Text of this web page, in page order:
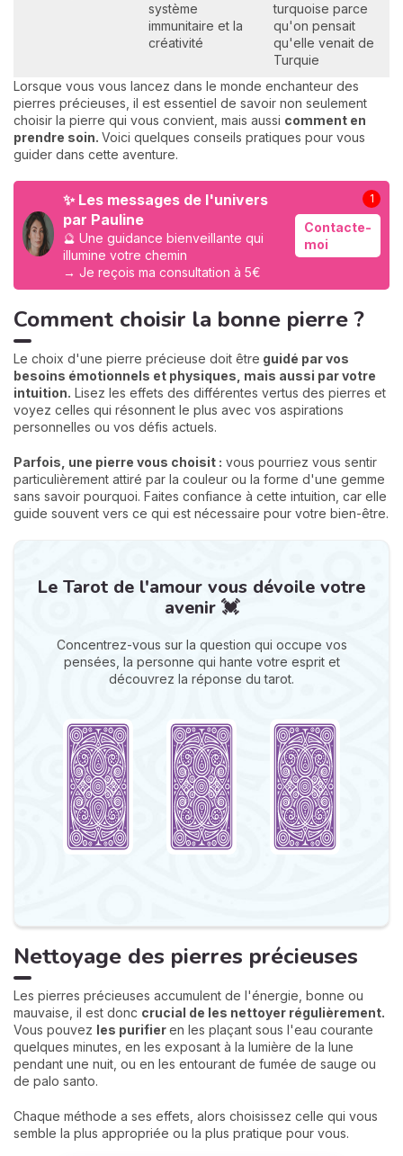
système
immunitaire et la
créativité
turquoise parce
qu'on pensait
qu'elle venait de
Turquie
Lorsque vous vous lancez dans le monde enchanteur des
pierres précieuses, il est essentiel de savoir non seulement
choisir la pierre qui vous convient, mais aussi comment en
prendre soin. Voici quelques conseils pratiques pour vous
guider dans cette aventure.
✨ Les messages de l'univers
par Pauline
🔮 Une guidance bienveillante qui
illumine votre chemin
→ Je reçois ma consultation à 5€
Contacte-
moi
1
Comment choisir la bonne pierre ?
Le choix d'une pierre précieuse doit être guidé par vos
besoins émotionnels et physiques, mais aussi par votre
intuition. Lisez les effets des différentes vertus des pierres et
voyez celles qui résonnent le plus avec vos aspirations
personnelles ou vos défis actuels.
Parfois, une pierre vous choisit : vous pourriez vous sentir
particulièrement attiré par la couleur ou la forme d'une gemme
sans savoir pourquoi. Faites confiance à cette intuition, car elle
guide souvent vers ce qui est nécessaire pour votre bien-être.
Le Tarot de l'amour vous dévoile votre
avenir 💓
Concentrez-vous sur la question qui occupe vos
pensées, la personne qui hante votre esprit et
découvrez la réponse du tarot.
Nettoyage des pierres précieuses
Les pierres précieuses accumulent de l'énergie, bonne ou
mauvaise, il est donc crucial de les nettoyer régulièrement.
Vous pouvez les purifieren les plaçant sous l'eau courante
quelques minutes, en les exposant à la lumière de la lune
pendant une nuit, ou en les entourant de fumée de sauge ou
de palo santo.
Chaque méthode a ses effets, alors choisissez celle qui vous
semble la plus appropriée ou la plus pratique pour vous.